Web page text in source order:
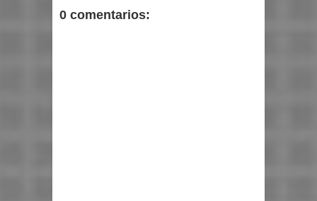
0 comentarios: